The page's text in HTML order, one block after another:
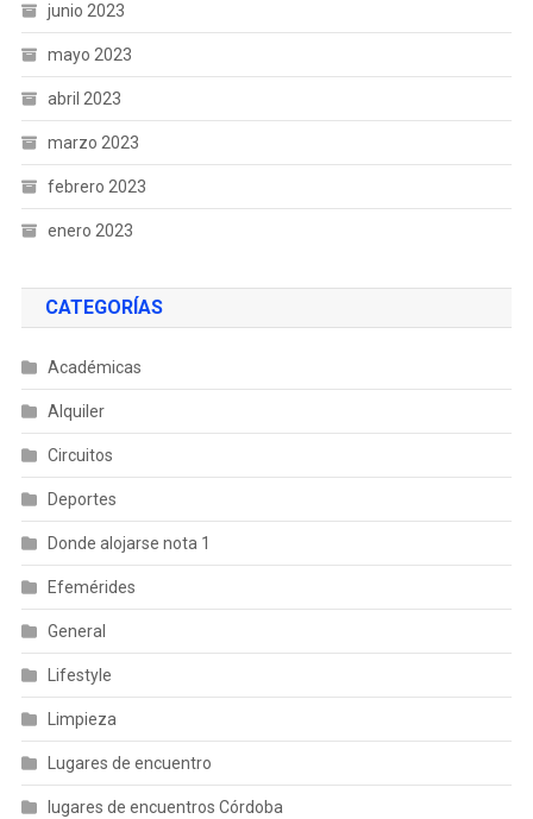
junio 2023
mayo 2023
abril 2023
marzo 2023
febrero 2023
enero 2023
CATEGORÍAS
Académicas
Alquiler
Circuitos
Deportes
Donde alojarse nota 1
Efemérides
General
Lifestyle
Limpieza
Lugares de encuentro
lugares de encuentros Córdoba